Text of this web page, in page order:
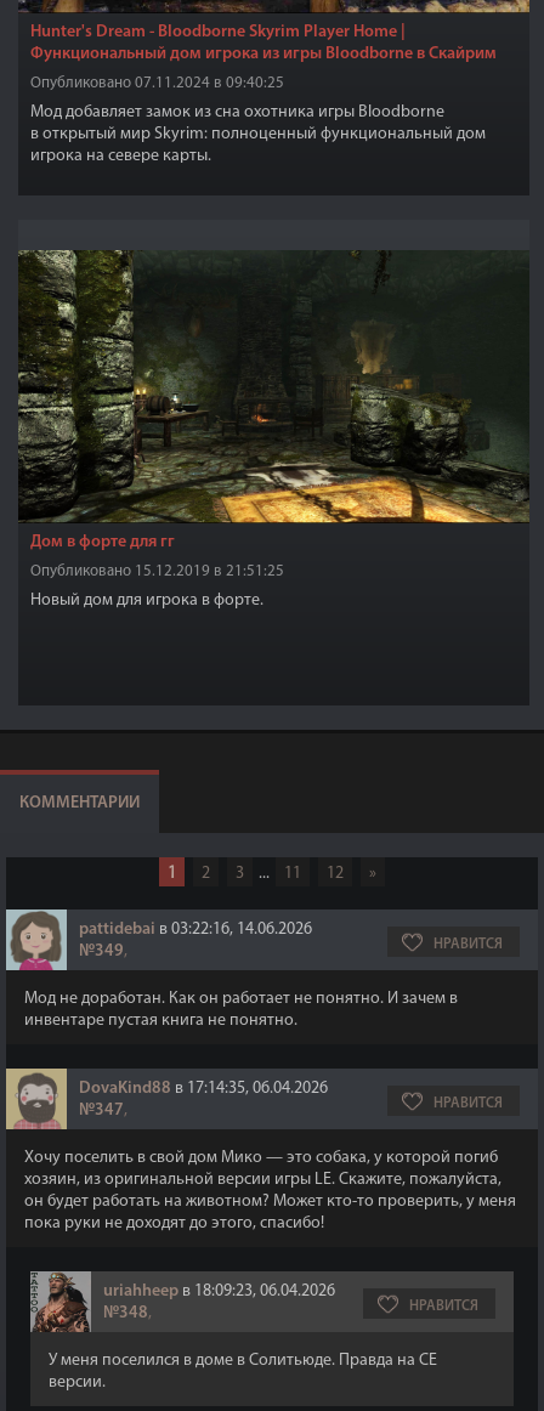
Hunter's Dream - Bloodborne Skyrim Player Home |
Функциональный дом игрока из игры Bloodborne в Скайрим
Опубликовано 07.11.2024 в 09:40:25
Мод добавляет замок из сна охотника игры Bloodborne
в открытый мир Skyrim: полноценный функциональный дом
игрока на севере карты.
Дом в форте для гг
Опубликовано 15.12.2019 в 21:51:25
Новый дом для игрока в форте.
КОММЕНТАРИИ
1 2 3 ... 11 12 »
pattidebai в 03:22:16, 14.06.2026
№349, НРАВИТСЯ
Мод не доработан. Как он работает не понятно. И зачем в
инвентаре пустая книга не понятно.
DovaKind88 в 17:14:35, 06.04.2026
№347, НРАВИТСЯ
Хочу поселить в свой дом Мико — это собака, у которой погиб
хозяин, из оригинальной версии игры LE. Скажите, пожалуйста,
он будет работать на животном? Может кто-то проверить, у меня
пока руки не доходят до этого, спасибо!
uriahheep в 18:09:23, 06.04.2026
№348, НРАВИТСЯ
У меня поселился в доме в Солитьюде. Правда на СЕ
версии.